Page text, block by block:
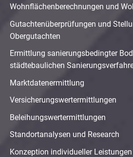
Wohnflächenberechnungen und
Gutachtenüberprüfungen und
Obergutachten
Ermittlung sanierungsbedingter
städtebaulichen
Marktdatenermittlung
Versicherungswertermittlungen
Beleihungswertermittlungen
Standortanalysen und Research
Konzeption individueller Leistungen